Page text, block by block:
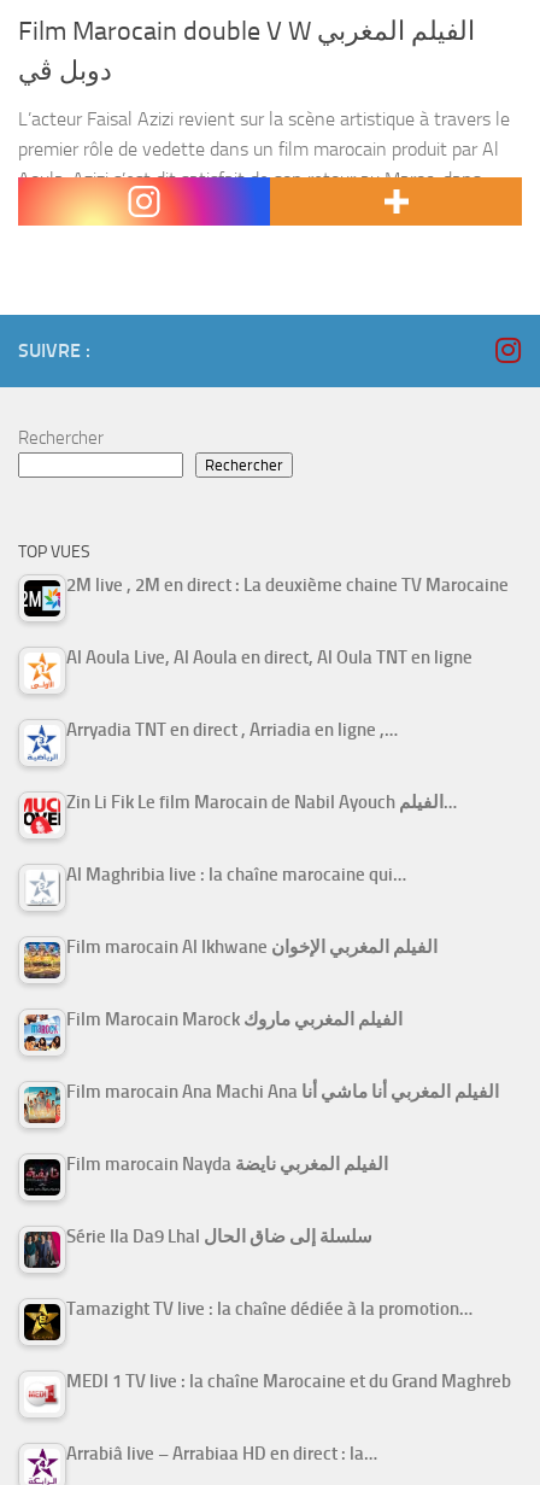
Film Marocain double V W الفيلم المغربي
دوبل ڤي
L’acteur Faisal Azizi revient sur la scène artistique à travers le
premier rôle de vedette dans un film marocain produit par Al
Aoula. Azizi s’est dit satisfait de son retour au Maroc, dans
SUIVRE :
Rechercher
Rechercher
TOP VUES
2M live , 2M en direct : La deuxième chaine TV Marocaine
Al Aoula Live, Al Aoula en direct, Al Oula TNT en ligne
Arryadia TNT en direct , Arriadia en ligne ,…
Zin Li Fik Le film Marocain de Nabil Ayouch الفيلم…
Al Maghribia live : la chaîne marocaine qui…
Film marocain Al Ikhwane الفيلم المغربي الإخوان
Film Marocain Marock الفيلم المغربي ماروك
Film marocain Ana Machi Ana الفيلم المغربي أنا ماشي أنا
Film marocain Nayda الفيلم المغربي نايضة
Série Ila Da9 Lhal سلسلة إلى ضاق الحال
Tamazight TV live : la chaîne dédiée à la promotion…
MEDI 1 TV live : la chaîne Marocaine et du Grand Maghreb
Arrabiâ live – Arrabiaa HD en direct : la…